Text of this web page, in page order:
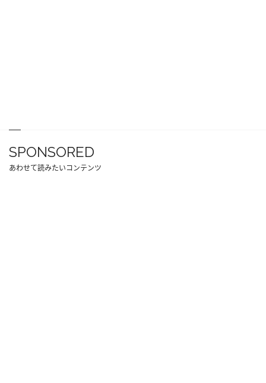
SPONSORED
あわせて読みたいコンテンツ